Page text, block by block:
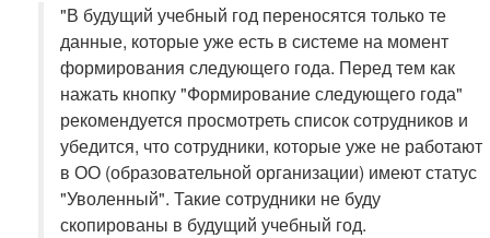
"В будущий учебный год переносятся только те
данные, которые уже есть в системе на момент
формирования следующего года. Перед тем как
нажать кнопку "Формирование следующего года"
рекомендуется просмотреть список сотрудников и
убедится, что сотрудники, которые уже не работают
в ОО (образовательной организации) имеют статус
"Уволенный". Такие сотрудники не буду
скопированы в будущий учебный год.